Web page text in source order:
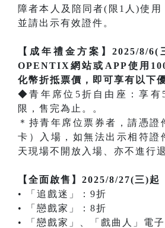
障者本人及陪同者(限1人)使用
並請出示有效證件。
【成年禮金方案】2025/8/
OPENTIX網站或APP使用
化幣折抵票價，即可享有以下
◆青年席位5折自由座：享有
限，售完為止。。
＊持青年席位票券者，請憑證
卡）入場，如無法出示相符證
天現場不開放入場、亦不進行
【全面啟售】2025/8/27(三)起
• 「追戲迷」：9折
• 「戀戲家」：8折
• 「戀戲家」、「戲曲人」電